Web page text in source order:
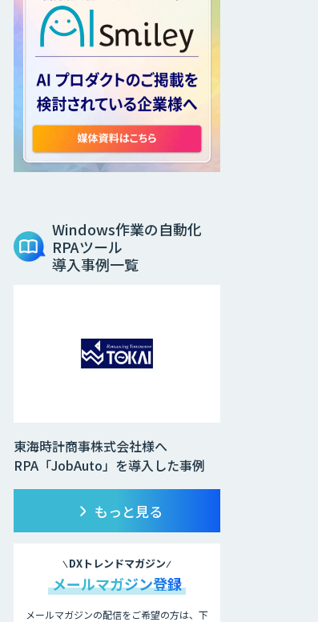
Windows作業の自動化
RPAツール
導入事例一覧
東海時計商事株式会社様へ
RPA「JobAuto」を導入した事例
もっと見る
DXトレンドマガジン
メールマガジン登録
メールマガジンの配信をご希望の方は、下